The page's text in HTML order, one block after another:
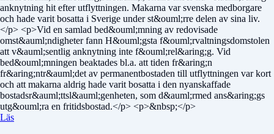
anknytning hit efter utflyttningen. Makarna var svenska medborgare
och hade varit bosatta i Sverige under st&ouml;rre delen av sina liv.
</p> <p>Vid en samlad bed&ouml;mning av redovisade
omst&auml;ndigheter fann H&ouml;gsta f&ouml;rvaltningsdomstolen
att v&auml;sentlig anknytning inte f&ouml;rel&aring;g. Vid
bed&ouml;mningen beaktades bl.a. att tiden fr&aring;n
fr&aring;ntr&auml;det av permanentbostaden till utflyttningen var kort
och att makarna aldrig hade varit bosatta i den nyanskaffade
bostadsr&auml;ttsl&auml;genheten, som d&auml;rmed ans&aring;gs
utg&ouml;ra en fritidsbostad.</p> <p>&nbsp;</p>
Läs